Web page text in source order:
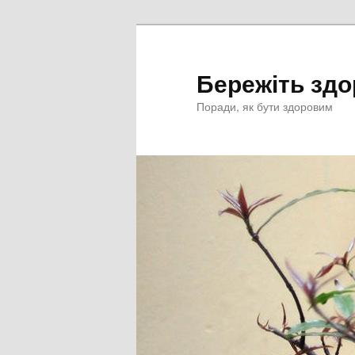
Бережіть
Поради, як бути здоровим